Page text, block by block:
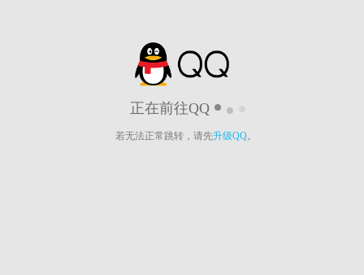
正在前往QQ
若无法正常跳转，请先升级QQ。